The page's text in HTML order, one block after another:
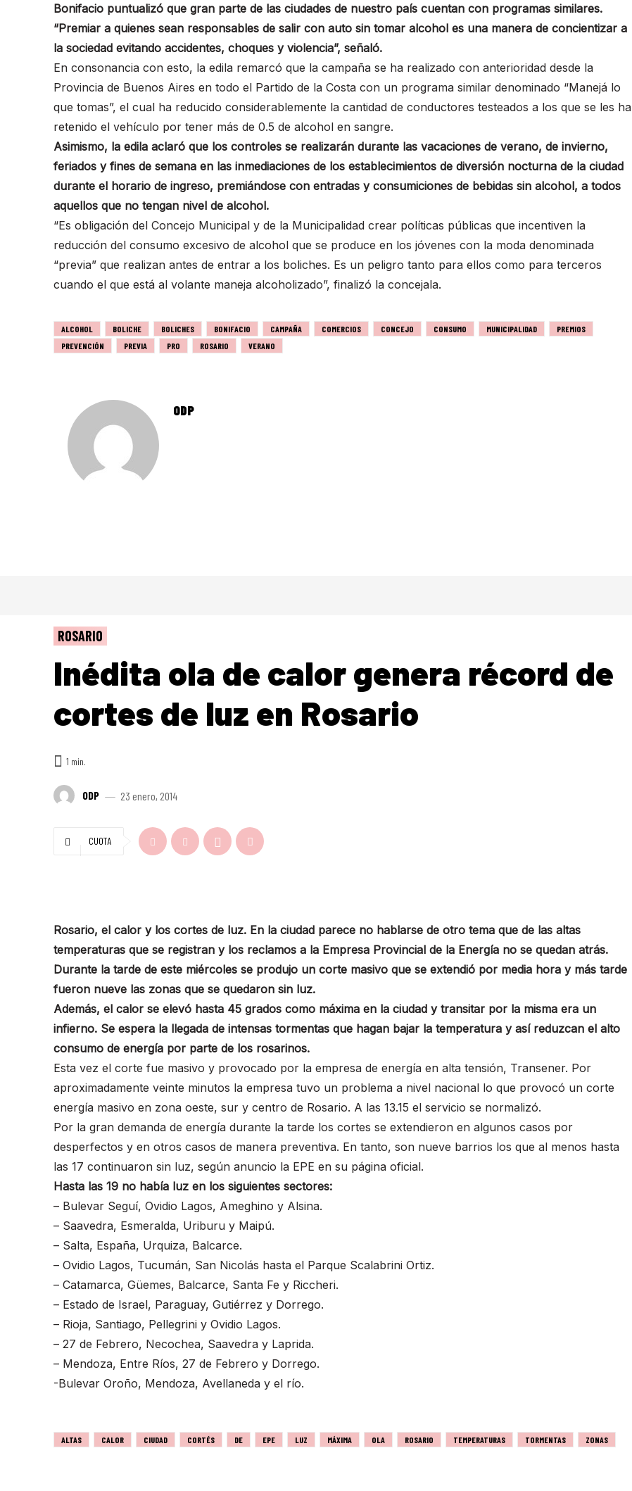
Bonifacio puntualizó que gran parte de las ciudades de nuestro país cuentan con programas similares.
“Premiar a quienes sean responsables de salir con auto sin tomar alcohol es una manera de concientizar a
la sociedad evitando accidentes, choques y violencia”, señaló.
En consonancia con esto, la edila remarcó que la campaña se ha realizado con anterioridad desde la
Provincia de Buenos Aires en todo el Partido de la Costa con un programa similar denominado “Manejá lo
que tomas”, el cual ha reducido considerablemente la cantidad de conductores testeados a los que se les ha
retenido el vehículo por tener más de 0.5 de alcohol en sangre.
Asimismo, la edila aclaró que los controles se realizarán durante las vacaciones de verano, de invierno,
feriados y fines de semana en las inmediaciones de los establecimientos de diversión nocturna de la ciudad
durante el horario de ingreso, premiándose con entradas y consumiciones de bebidas sin alcohol, a todos
aquellos que no tengan nivel de alcohol.
“Es obligación del Concejo Municipal y de la Municipalidad crear políticas públicas que incentiven la
reducción del consumo excesivo de alcohol que se produce en los jóvenes con la moda denominada
“previa” que realizan antes de entrar a los boliches. Es un peligro tanto para ellos como para terceros
cuando el que está al volante maneja alcoholizado”, finalizó la concejala.
ALCOHOL BOLICHE BOLICHES BONIFACIO CAMPAÑA COMERCIOS CONCEJO CONSUMO MUNICIPALIDAD
PREMIOS
PREVENCIÓN
PREVIA PRO ROSARIO VERANO
ODP